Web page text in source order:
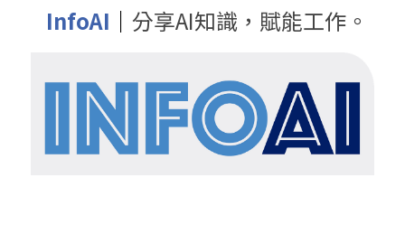
InfoAI ｜ 分享AI知識，賦能工作。